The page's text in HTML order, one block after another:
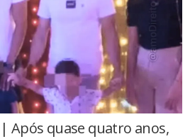
Após quase quatro anos,